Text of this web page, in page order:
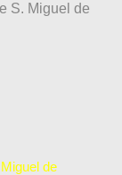
S. Miguel de
de